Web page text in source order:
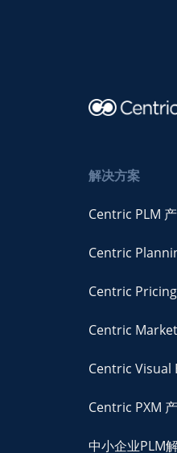
解决方案
Centric PLM
Centric
Centric
Centric
Centric Visual
Centric PXM
中小企业PLM